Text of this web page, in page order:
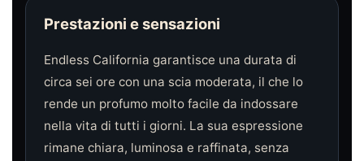
Prestazioni e sensazioni
Endless California garantisce una durata di
circa sei ore con una scia moderata, il che lo
rende un profumo molto facile da indossare
nella vita di tutti i giorni. La sua espressione
rimane chiara, luminosa e raffinata, senza